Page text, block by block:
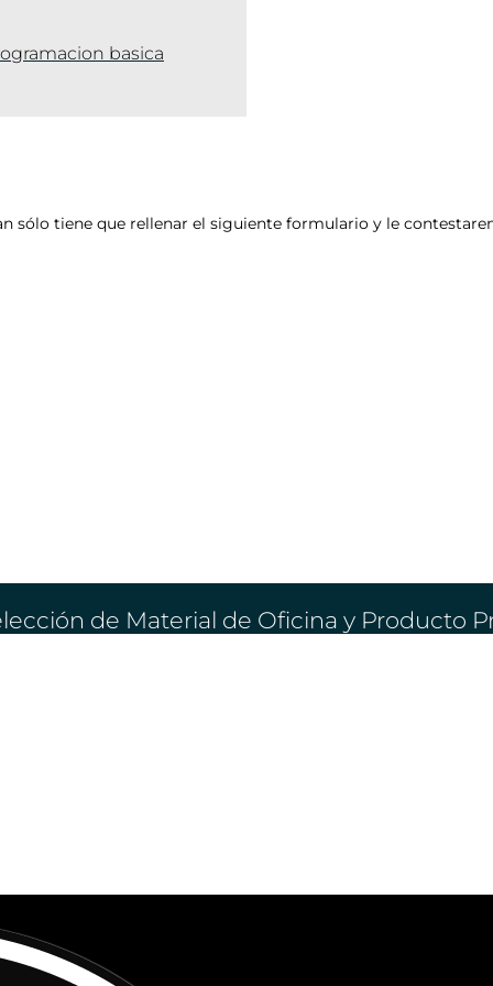
basica
sólo tiene que rellenar el siguiente formulario y le
de Material de Oficina y Producto